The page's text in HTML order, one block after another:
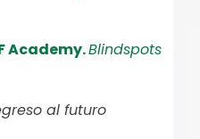
Academy.Blindspots
al futuro